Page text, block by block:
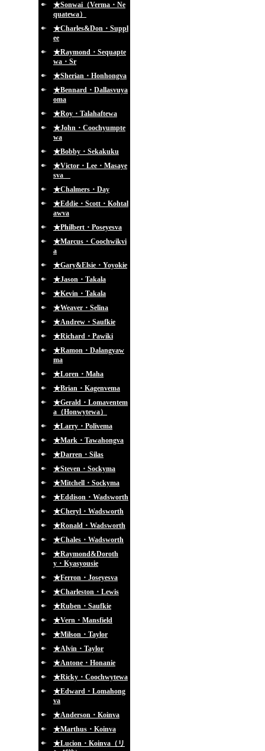
★Sonwai（Verma・Ne
quatewa）
★Charles&Don・Suppl
ee
★Raymond・Sequapte
wa・Sr
★Sherian・Honhongva
★Bennard・Dallasvuya
oma
★Roy・Talahaftewa
★John・Coochyumpte
wa
★Bobby・Sekakuku
★Victor・Lee・Masaye
sva
★Chalmers・Day
★Eddie・Scott・Kohtal
awva
★Philbert・Poseyesva
★Marcus・Coochwikvi
a
★Gary&Elsie・Yoyokie
★Jason・Takala
★Kevin・Takala
★Weaver・Selina
★Andrew・Saufkie
★Richard・Pawiki
★Ramon・Dalangyaw
ma
★Loren・Maha
★Brian・Kagenvema
★Gerald・Lomaventem
a（Honwytewa）
★Larry・Polivema
★Mark・Tawahongva
★Darren・Silas
★Steven・Sockyma
★Mitchell・Sockyma
★Eddison・Wadsworth
★Cheryl・Wadsworth
★Ronald・Wadsworth
★Chales・Wadsworth
★Raymond&Doroth
y・Kyasyousie
★Ferron・Joseyesva
★Charleston・Lewis
★Ruben・Saufkie
★Vern・Mansfield
★Milson・Taylor
★Alvin・Taylor
★Antone・Honanie
★Ricky・Coochwytewa
★Edward・Lomahong
va
★Anderson・Koinva
★Marthus・Koinva
★Lucion・Koinva（リ